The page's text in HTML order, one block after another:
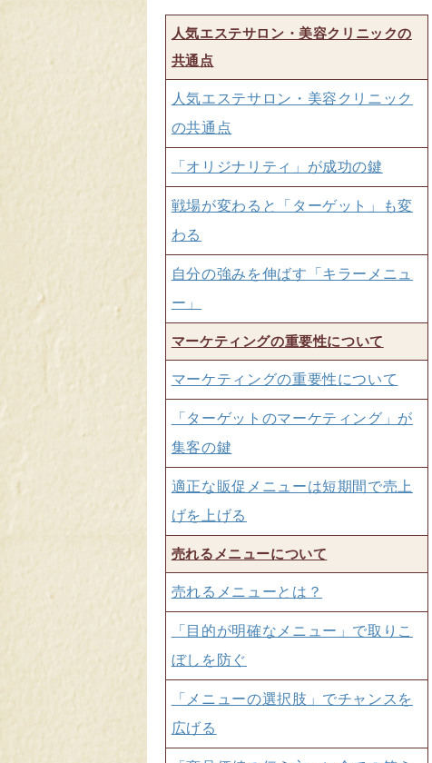
人気エステサロン・美容クリニックの
共通点
人気エステサロン・美容クリニック
の共通点
「オリジナリティ」が成功の鍵
戦場が変わると「ターゲット」も変
わる
自分の強みを伸ばす「キラーメニュ
ー」
マーケティングの重要性について
マーケティングの重要性について
「ターゲットのマーケティング」が
集客の鍵
適正な販促メニューは短期間で売上
げを上げる
売れるメニューについて
売れるメニューとは？
「目的が明確なメニュー」で取りこ
ぼしを防ぐ
「メニューの選択肢」でチャンスを
広げる